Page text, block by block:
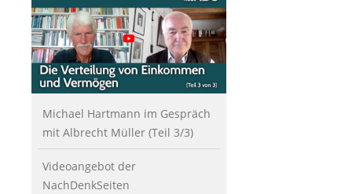
Michael Hartmann im Gespräch
mit Albrecht Müller (Teil 3/3)
Videoangebot der
NachDenkSeiten